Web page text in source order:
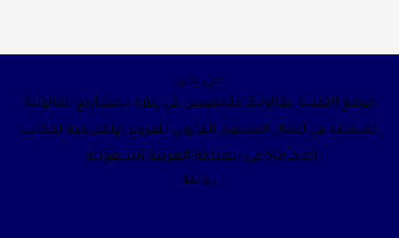
من نحن
موقع التقنية القانونية متخصص في إدارة المشاريع القانونية
المتمثلة في أعمال المحتوى القانوني للفروع الإلكترونية لمكاتب
المحاماة في المملكة العربية السعودية.
روابط